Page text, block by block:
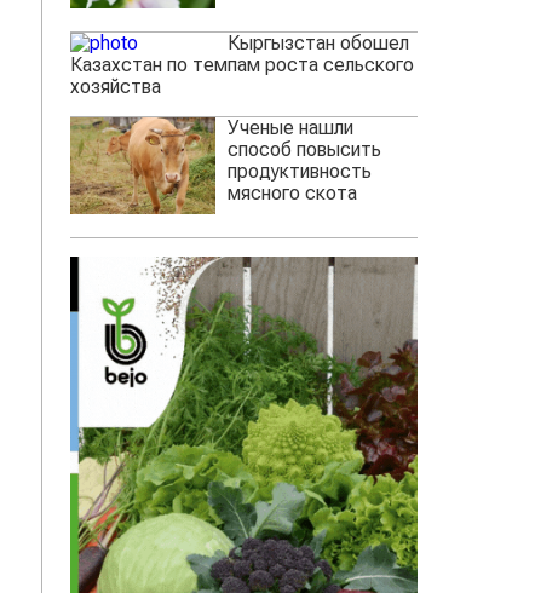
Кыргызстан обошел
Казахстан по темпам роста сельского
хозяйства
Ученые нашли
способ повысить
продуктивность
мясного скота